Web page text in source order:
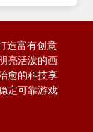
造富有创意
亮活泼的画
愈的科技享
定可靠游戏